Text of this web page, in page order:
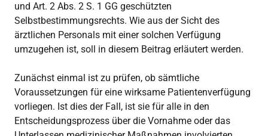
und Art. 2 Abs. 2 S. 1 GG geschützten
Selbstbestimmungsrechts. Wie aus der Sicht des
ärztlichen Personals mit einer solchen Verfügung
umzugehen ist, soll in diesem Beitrag erläutert werden.
Zunächst einmal ist zu prüfen, ob sämtliche
Voraussetzungen für eine wirksame Patientenverfügung
vorliegen. Ist dies der Fall, ist sie für alle in den
Entscheidungsprozess über die Vornahme oder das